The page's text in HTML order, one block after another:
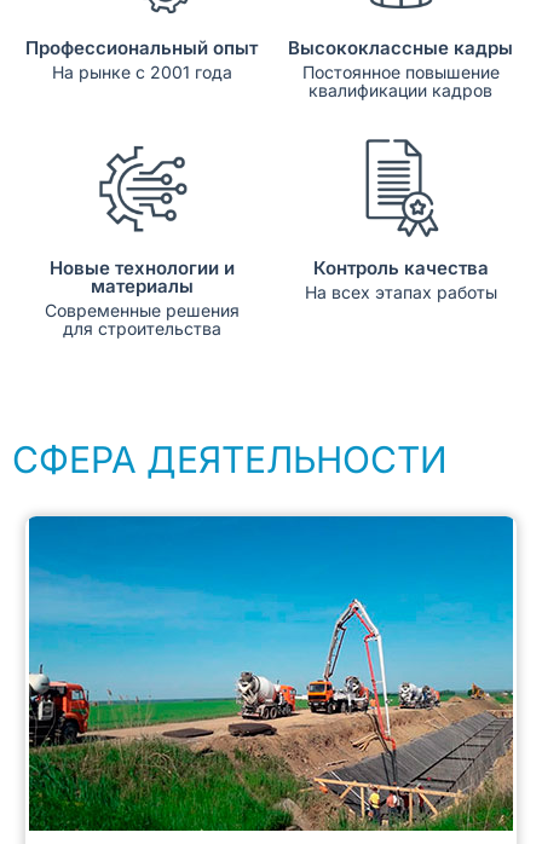
Профессиональный опыт
На рынке с 2001 года
Высококлассные кадры
Постоянное повышение
квалификации кадров
Новые технологии и
материалы
Современные решения
для строительства
Контроль качества
На всех этапах работы
СФЕРА ДЕЯТЕЛЬНОСТИ